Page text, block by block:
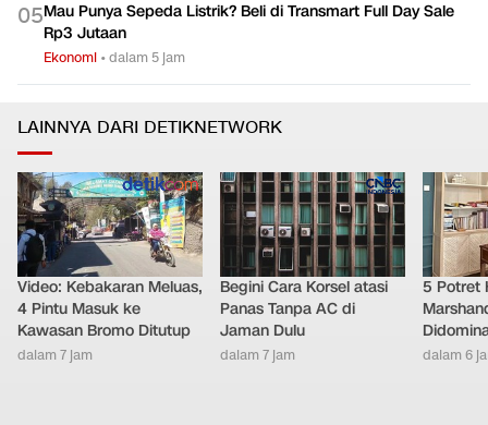
05Mau Punya Sepeda Listrik? Beli di Transmart Full Day Sale
Rp3 Jutaan
Ekonomi •dalam 5 jam
LAINNYA DARI DETIKNETWORK
Video: Kebakaran Meluas,
4 Pintu Masuk ke
Kawasan Bromo Ditutup
dalam 7 jam
Begini Cara Korsel atasi
Panas Tanpa AC di
Jaman Dulu
dalam 7 jam
5 Potret
dalam 6